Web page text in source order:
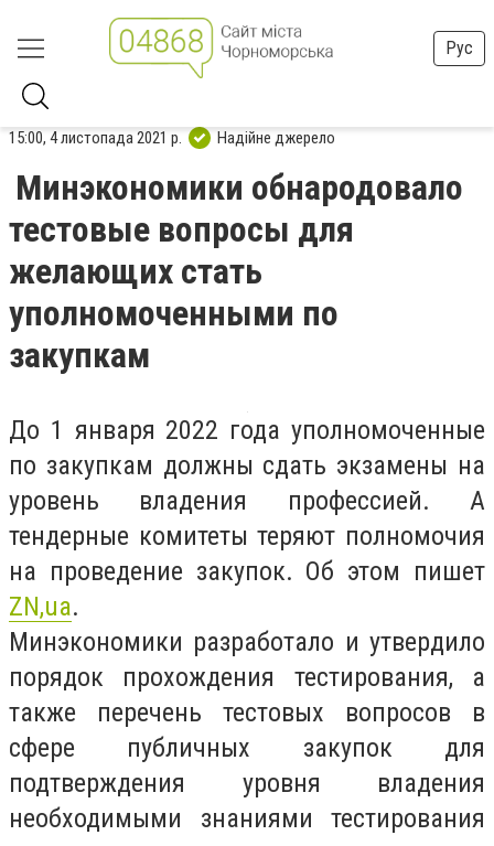
Рус
15:00, 4 листопада 2021 р. Надійне джерело
Минэкономики обнародовало
тестовые вопросы для
желающих стать
уполномоченными по
закупкам
До 1 января 2022 года уполномоченные
по закупкам должны сдать экзамены на
уровень владения профессией. А
тендерные комитеты теряют полномочия
на проведение закупок. Об этом пишет
ZN,ua.
Минэкономики разработало и утвердило
порядок прохождения тестирования, а
также перечень тестовых вопросов в
сфере публичных закупок для
подтверждения уровня владения
необходимыми знаниями тестирования